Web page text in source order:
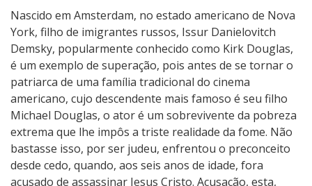
Nascido em Amsterdam, no estado americano de Nova
York, filho de imigrantes russos, Issur Danielovitch
Demsky, popularmente conhecido como Kirk Douglas,
é um exemplo de superação, pois antes de se tornar o
patriarca de uma família tradicional do cinema
americano, cujo descendente mais famoso é seu filho
Michael Douglas, o ator é um sobrevivente da pobreza
extrema que lhe impôs a triste realidade da fome. Não
bastasse isso, por ser judeu, enfrentou o preconceito
desde cedo, quando, aos seis anos de idade, fora
acusado de assassinar Jesus Cristo. Acusação, esta,